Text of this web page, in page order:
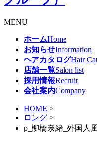
MENU
ホームHome
お知らせInformation
ヘアカタログHair
店舗一覧Salon list
採用情報Recruit
会社案内Company
HOME >
ロング >
p_柳橋奈緒_外国人